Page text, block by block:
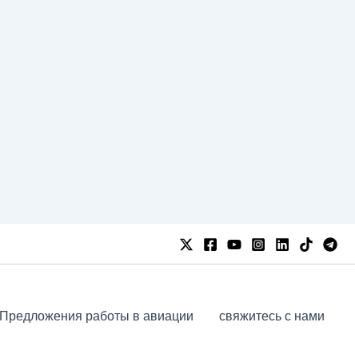
Предложения работы в авиации свяжитесь с нами